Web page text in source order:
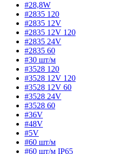
#28,8W
#2835 120
#2835 12V
#2835 12V 120
#2835 24V
#2835 60
#30 шт/м
#3528 120
#3528 12V 120
#3528 12V 60
#3528 24V
#3528 60
#36V
#48V
#5V
#60 шт/м
#60 шт/м IP65